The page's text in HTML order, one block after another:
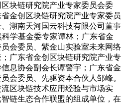
块链研究院产业专家委员会委
金创区块链研究院产业专家委员
湖南天河国云科技有限公司董事
学基金委专家谭林；广东省金
会委员、紫金山实验室未来网络
广东省金创区块链研究院产业专
息协会副会长谭警宇；广东省金
会委员、先驱资本合伙人邹峰。
区块链技术应用经验与市场实
链生态合作联盟的组成单位，在